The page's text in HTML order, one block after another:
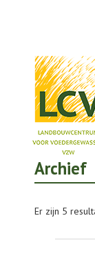
NIEUWS
Archief
Er zijn 5